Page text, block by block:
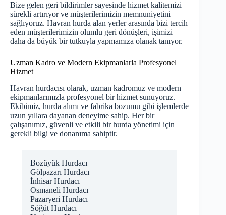
Bize gelen geri bildirimler sayesinde hizmet kalitemizi
sürekli artırıyor ve müşterilerimizin memnuniyetini
sağlıyoruz. Havran hurda alan yerler arasında bizi tercih
eden müşterilerimizin olumlu geri dönüşleri, işimizi
daha da büyük bir tutkuyla yapmamıza olanak tanıyor.
Uzman Kadro ve Modern Ekipmanlarla Profesyonel
Hizmet
Havran hurdacısı olarak, uzman kadromuz ve modern
ekipmanlarımızla profesyonel bir hizmet sunuyoruz.
Ekibimiz, hurda alımı ve fabrika bozumu gibi işlemlerde
uzun yıllara dayanan deneyime sahip. Her bir
çalışanımız, güvenli ve etkili bir hurda yönetimi için
gerekli bilgi ve donanıma sahiptir.
Bozüyük Hurdacı
Gölpazarı Hurdacı
İnhisar Hurdacı
Osmaneli Hurdacı
Pazaryeri Hurdacı
Söğüt Hurdacı